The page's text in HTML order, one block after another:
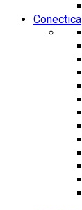
Conectica